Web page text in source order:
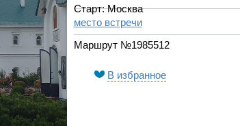
Старт: Москва
место встречи
Маршрут №1985512
В избранное